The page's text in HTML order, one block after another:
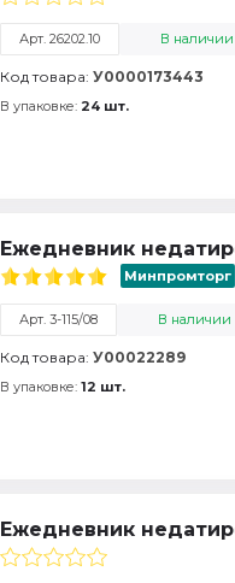
Арт. 26202.10 В наличии
Код товара: У0000173443
В упаковке: 24 шт.
Ежедневник
Минпромторг
Арт. 3-115/08 В наличии
Код товара: У00022289
В упаковке: 12 шт.
Ежедневник